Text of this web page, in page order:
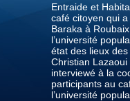
Entraide et
café citoyen qui
Baraka à
l’université
état des lieux des
Christian
interviewé à la
participants au
l’université